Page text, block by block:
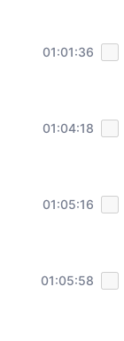
01:01:36
01:04:18
01:05:16
01:05:58